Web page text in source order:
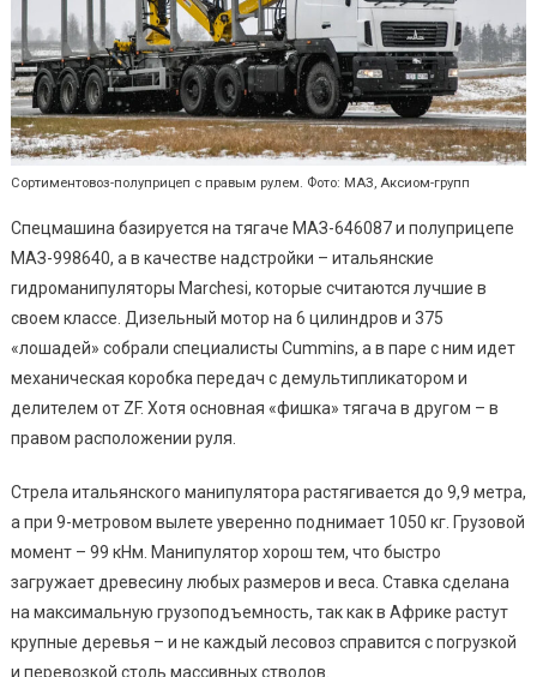
Сортиментовоз-полуприцеп с правым рулем. Фото: МАЗ, Аксиом-групп
Спецмашина базируется на тягаче МАЗ-646087 и полуприцепе
МАЗ-998640, а в качестве надстройки – итальянские
гидроманипуляторы Marchesi, которые считаются лучшие в
своем классе. Дизельный мотор на 6 цилиндров и 375
«лошадей» собрали специалисты Cummins, а в паре с ним идет
механическая коробка передач с демультипликатором и
делителем от ZF. Хотя основная «фишка» тягача в другом – в
правом расположении руля.
Стрела итальянского манипулятора растягивается до 9,9 метра,
а при 9-метровом вылете уверенно поднимает 1050 кг. Грузовой
момент – 99 кНм. Манипулятор хорош тем, что быстро
загружает древесину любых размеров и веса. Ставка сделана
на максимальную грузоподъемность, так как в Африке растут
крупные деревья – и не каждый лесовоз справится с погрузкой
и перевозкой столь массивных стволов.